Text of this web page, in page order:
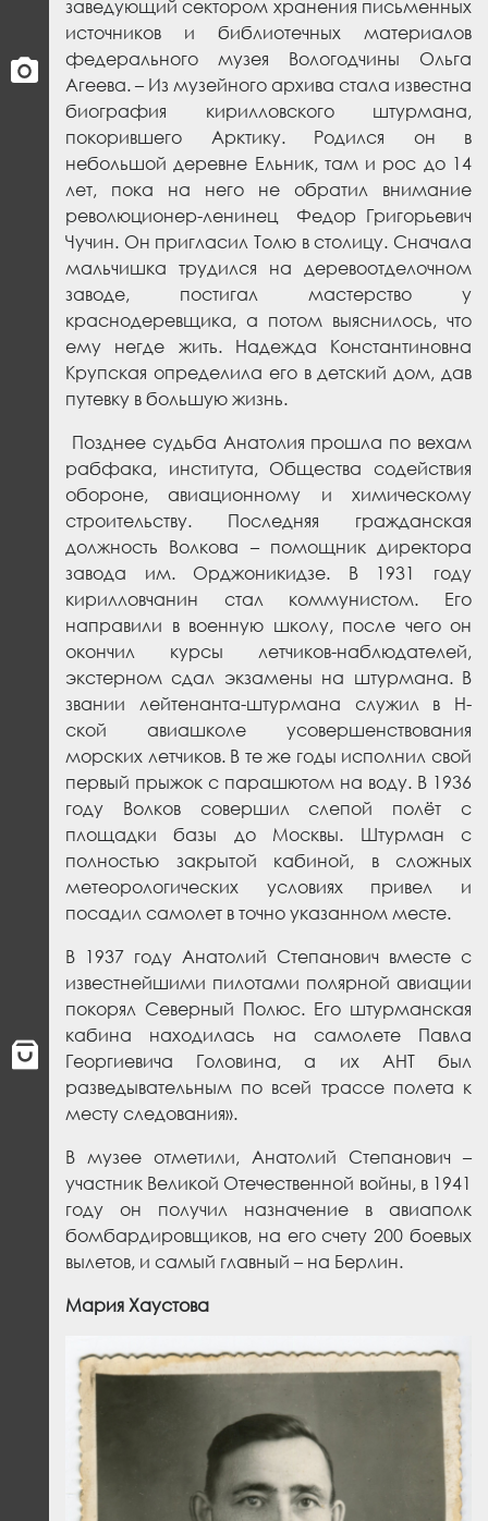
заведующий сектором хранения письменных
источников и библиотечных материалов
федерального музея Вологодчины Ольга
Агеева. – Из музейного архива стала известна
биография кирилловского штурмана,
покорившего Арктику. Родился он в
небольшой деревне Ельник, там и рос до 14
лет, пока на него не обратил внимание
революционер-ленинец Федор Григорьевич
Чучин. Он пригласил Толю в столицу. Сначала
мальчишка трудился на деревоотделочном
заводе, постигал мастерство у
краснодеревщика, а потом выяснилось, что
ему негде жить. Надежда Константиновна
Крупская определила его в детский дом, дав
путевку в большую жизнь.
Позднее судьба Анатолия прошла по вехам
рабфака, института, Общества содействия
обороне, авиационному и химическому
строительству. Последняя гражданская
должность Волкова – помощник директора
завода им. Орджоникидзе. В 1931 году
кирилловчанин стал коммунистом. Его
направили в военную школу, после чего он
окончил курсы летчиков-наблюдателей,
экстерном сдал экзамены на штурмана. В
звании лейтенанта-штурмана служил в Н-
ской авиашколе усовершенствования
морских летчиков. В те же годы исполнил свой
первый прыжок с парашютом на воду. В 1936
году Волков совершил слепой полёт с
площадки базы до Москвы. Штурман с
полностью закрытой кабиной, в сложных
метеорологических условиях привел и
посадил самолет в точно указанном месте.
В 1937 году Анатолий Степанович вместе с
известнейшими пилотами полярной авиации
покорял Северный Полюс. Его штурманская
кабина находилась на самолете Павла
Георгиевича Головина, а их АНТ был
разведывательным по всей трассе полета к
месту следования».
В музее отметили, Анатолий Степанович –
участник Великой Отечественной войны, в 1941
году он получил назначение в авиаполк
бомбардировщиков, на его счету 200 боевых
вылетов, и самый главный – на Берлин.
Мария Хаустова